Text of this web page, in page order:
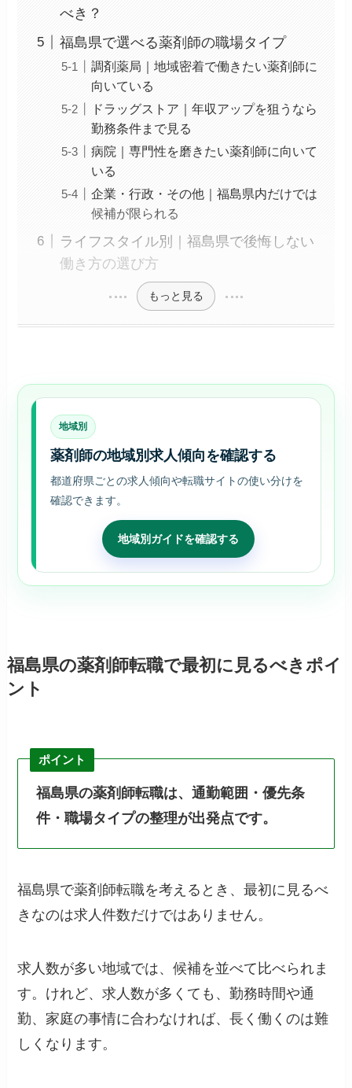
べき？
福島県で選べる薬剤師の職場タイプ
調剤薬局｜地域密着で働きたい薬剤師に
向いている
ドラッグストア｜年収アップを狙うなら
勤務条件まで見る
病院｜専門性を磨きたい薬剤師に向いて
いる
企業・行政・その他｜福島県内だけでは
候補が限られる
ライフスタイル別｜福島県で後悔しない
働き方の選び方
もっと見る
地域別
薬剤師の地域別求人傾向を確認する
都道府県ごとの求人傾向や転職サイトの使い分けを
確認できます。
地域別ガイドを確認する
福島県の薬剤師転職で最初に見るべきポイ
ント
ポイント
福島県の薬剤師転職は、通勤範囲・優先条
件・職場タイプの整理が出発点です。
福島県で薬剤師転職を考えるとき、最初に見るべ
きなのは求人件数だけではありません。
求人数が多い地域では、候補を並べて比べられま
す。けれど、求人数が多くても、勤務時間や通
勤、家庭の事情に合わなければ、長く働くのは難
しくなります。